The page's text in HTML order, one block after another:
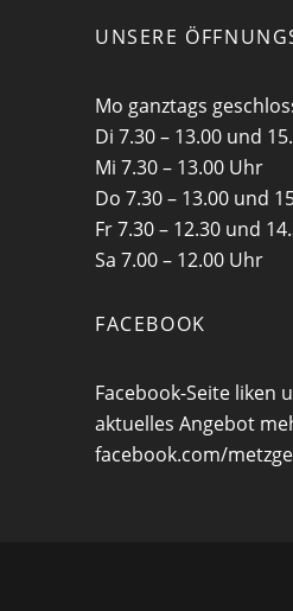
UNSERE
Mo ganztags
Di 7.30 – 13.00 und
Mi 7.30 – 13.00 Uhr
Do 7.30 – 13.00 und
Fr 7.30 – 12.30 und
Sa 7.00 – 12.00 Uhr
FACEBOOK
Facebook-Seite liken
aktuelles Angebot
facebook.com/